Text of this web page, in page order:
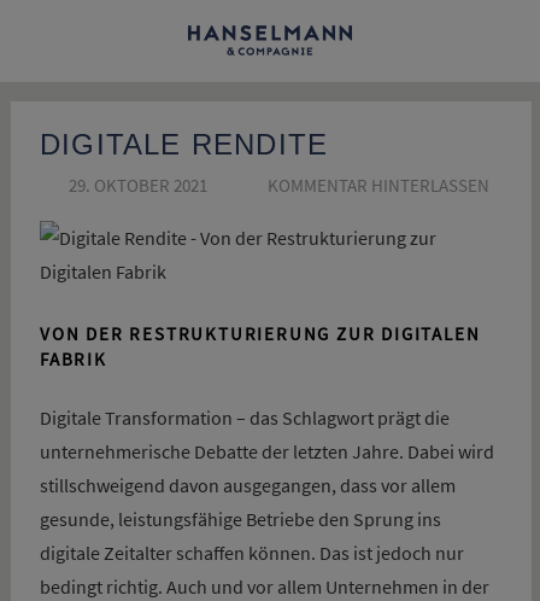
Hanselmann
Compagnie
Blog
DIGITALE RENDITE
29. OKTOBER 2021 SUSANNE SCHÖN
KOMMENTAR HINTERLASSEN
VON DER RESTRUKTURIERUNG ZUR DIGITALEN
FABRIK
Digitale Transformation – das Schlagwort prägt die
unternehmerische Debatte der letzten Jahre. Dabei wird
stillschweigend davon ausgegangen, dass vor allem
gesunde, leistungsfähige Betriebe den Sprung ins
digitale Zeitalter schaffen können. Das ist jedoch nur
bedingt richtig. Auch und vor allem Unternehmen in der